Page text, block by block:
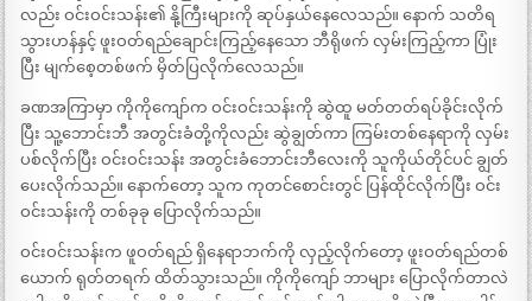
လည်း ဝင်းဝင်းသန်း၏ နို့ကြီးများကို ဆုပ်နှယ်နေလေသည်။ နောက် သတိရ
သွားဟန်နှင့် ဖူးဝတ်ရည်ချောင်းကြည့်နေသော ဘီရိုဖက် လှမ်းကြည့်ကာ ပြုံး
ပြီး မျက်စေ့တစ်ဖက် မှိတ်ပြလိုက်လေသည်။
ခဏအကြာမှာ ကိုကိုကျော်က ဝင်းဝင်းသန်းကို ဆွဲထူ မတ်တတ်ရပ်ခိုင်းလိုက်
ပြီး သူ့ဘောင်းဘီ အတွင်းခံတို့ကိုလည်း ဆွဲချွတ်ကာ ကြမ်းတစ်နေရာကို လှမ်း
ပစ်လိုက်ပြီး ဝင်းဝင်းသန်း အတွင်းခံဘောင်းဘီလေးကို သူကိုယ်တိုင်ပင် ချွတ်
ပေးလိုက်သည်။ နောက်တော့ သူက ကုတင်စောင်းတွင် ပြန်ထိုင်လိုက်ပြီး ဝင်း
ဝင်းသန်းကို တစ်ခုခု ပြောလိုက်သည်။
ဝင်းဝင်းသန်းက ဖူဝတ်ရည် ရှိနေရာဘက်ကို လှည့်လိုက်တော့ ဖူးဝတ်ရည်တစ်
ယောက် ရုတ်တရက် ထိတ်သွားသည်။ ကိုကိုကျော် ဘာများ ပြောလိုက်တာလဲ